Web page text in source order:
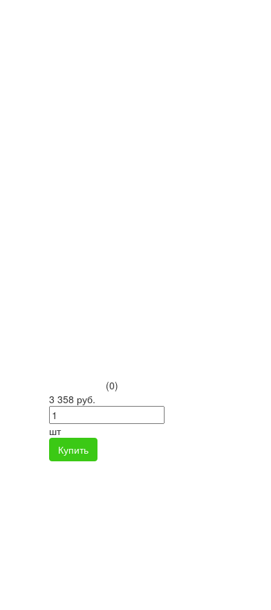
(0)
3 358 руб.
шт
Купить